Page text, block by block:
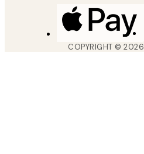
COPYRIGHT ©2026